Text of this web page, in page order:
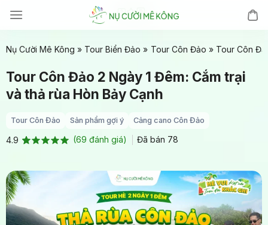
đến
dung
Nụ Cười Mê Kông » Tour Biển Đảo » Tour Côn Đảo » Tour Côn
Tour Côn Đảo 2 Ngày 1 Đêm: Cắm trại
và thả rùa Hòn Bảy Cạnh
Tour Côn Đảo Sản phẩm gợi ý Cảng cano Côn Đảo
4.9
đánh giá
(69 đánh giá) Đã bán 78